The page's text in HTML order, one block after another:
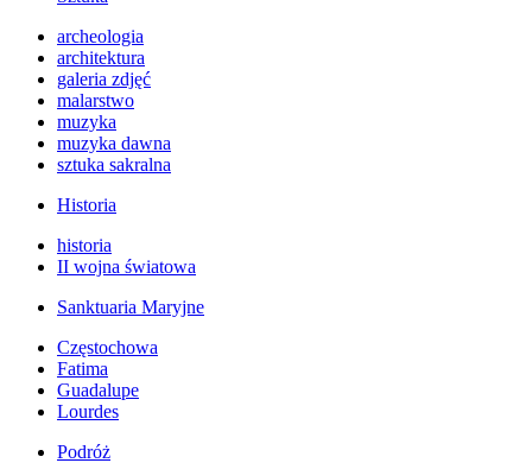
archeologia
architektura
galeria zdjęć
malarstwo
muzyka
muzyka dawna
sztuka sakralna
Historia
historia
II wojna światowa
Sanktuaria Maryjne
Częstochowa
Fatima
Guadalupe
Lourdes
Podróż